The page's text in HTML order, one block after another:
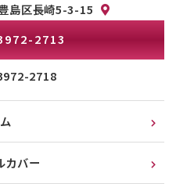
島区長崎5-3-15
2713
2718
カバー